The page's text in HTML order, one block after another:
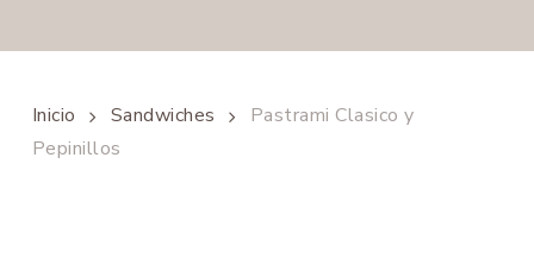
Inicio Sandwiches
Pastrami Clasico y
Pepinillos